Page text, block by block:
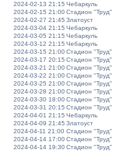
2024-02-13 21:15 Чебаркуль
2024-02-15 21:00Стадион "Труд"
2024-02-27 21:45 Златоуст
2024-03-04 21:15 Чебаркуль
2024-03-05 21:15 Чебаркуль
2024-03-12 21:15 Чебаркуль
2024-03-15 21:00Стадион "Труд"
2024-03-17 20:15 Стадион "Труд"
2024-03-21 21:00Стадион "Труд"
2024-03-22 21:00Стадион "Труд"
2024-03-25 21:00Стадион "Труд"
2024-03-28 21:00Стадион "Труд"
2024-03-30 18:00Стадион "Труд"
2024-03-31 20:15 Стадион "Труд"
2024-04-01 21:15 Чебаркуль
2024-04-09 21:45 Златоуст
2024-04-11 21:00 Стадион "Труд"
2024-04-14 17:00Стадион "Труд"
2024-04-14 19:30Стадион "Труд"